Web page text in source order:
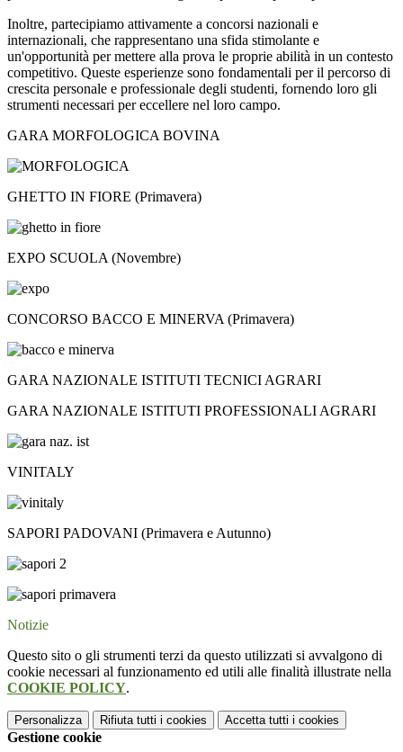
Inoltre, partecipiamo attivamente a concorsi nazionali e
internazionali, che rappresentano una sfida stimolante e
un'opportunità per mettere alla prova le proprie abilità in un contesto
competitivo. Queste esperienze sono fondamentali per il percorso di
crescita personale e professionale degli studenti, fornendo loro gli
strumenti necessari per eccellere nel loro campo.
GARA MORFOLOGICA BOVINA
GHETTO IN FIORE (Primavera)
EXPO SCUOLA (Novembre)
CONCORSO BACCO E MINERVA (Primavera)
GARA NAZIONALE ISTITUTI TECNICI AGRARI
GARA NAZIONALE ISTITUTI PROFESSIONALI AGRARI
VINITALY
SAPORI PADOVANI (Primavera e Autunno)
Notizie
Questo sito o gli strumenti terzi da questo utilizzati si avvalgono di
cookie necessari al funzionamento ed utili alle finalità illustrate nella
COOKIE POLICY.
Personalizza Rifiuta tutti i cookies Accetta tutti i cookies
Gestione cookie